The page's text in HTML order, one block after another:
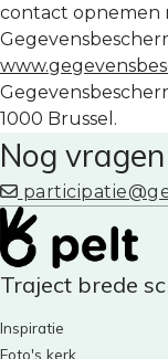
contact opnemen
1000 Brussel.
Nog
Traject brede
Inspiratie
Foto's kerk